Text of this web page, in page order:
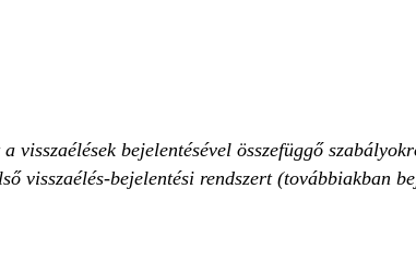
bejelentésével összefüggő
visszaélés-bejelentési rendszert (továbbiakban